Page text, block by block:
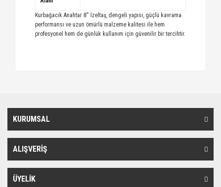
Kurbağacık Anahtar 8'' İzeltaş, dengeli yapısı, güçlü kavrama
performansı ve uzun ömürlü malzeme kalitesi ile hem
profesyonel hem de günlük kullanım için güvenilir bir tercihtir.
KURUMSAL
ALIŞVERİŞ
ÜYELİK